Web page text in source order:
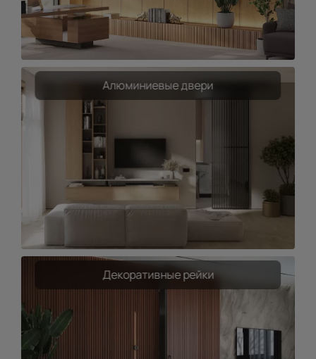
Алюминиевые двери
Декоративные рейки